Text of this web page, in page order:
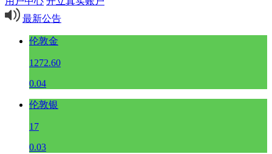
最新公告
伦敦金
1272.60
0.04
伦敦银
17
0.03